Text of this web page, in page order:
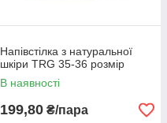
Напівстілка з натуральної
шкіри TRG 35-36 розмір
В наявності
199,80 ₴/пара